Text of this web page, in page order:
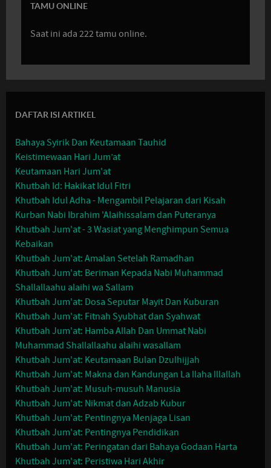
TAMU ONLINE
Saat ini ada 222 tamu online.
DAFTAR ISI ARTIKEL
Bahaya Syirik Dan Keutamaan Tauhid
Keistimewaan Hari Jum’at
Keutamaan Hari Jum'at
Khutbah Id: Hakikat Idul Fitri
Khutbah Idul Adha - Mengambil Pelajaran dari Kisah
Kurban Nabi Ibrahim 'Alaihissalam dan Puteranya
Khutbah Jum'at - 3 Wasiat yang Menghimpun Semua
Kebaikan
Khutbah Jum'at: Amalan Setelah Ramadhan
Khutbah Jum'at: Beriman Kepada Nabi Muhammad
Shallallaahu alaihi wa Sallam
Khutbah Jum'at: Dosa Seputar Mayit Dan Kuburan
Khutbah Jum'at: Fitnah Syubhat dan Syahwat
Khutbah Jum'at: Hamba Allah Dan Ummat Nabi
Muhammad Shallallaahu alaihi wasallam
Khutbah Jum'at: Keutamaan Bulan Dzulhijjah
Khutbah Jum'at: Makna dan Kandungan La Ilaha Illallah
Khutbah Jum'at: Musuh-musuh Manusia
Khutbah Jum'at: Nikmat dan Adzab Kubur
Khutbah Jum'at: Pentingnya Menjaga Lisan
Khutbah Jum'at: Pentingnya Pendidikan
Khutbah Jum'at: Peringatan dari Bahaya Godaan Harta
Khutbah Jum'at: Peristiwa Hari Akhir